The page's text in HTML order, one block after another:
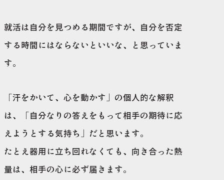
就活は自分を見つめる期間ですが、自分を否定
する時間にはならないといいな、と思っていま
す。
「汗をかいて、心を動かす」の個人的な解釈
は、「自分なりの答えをもって相手の期待に応
えようとする気持ち」だと思います。
たとえ器用に立ち回れなくても、向き合った熱
量は、相手の心に必ず届きます。